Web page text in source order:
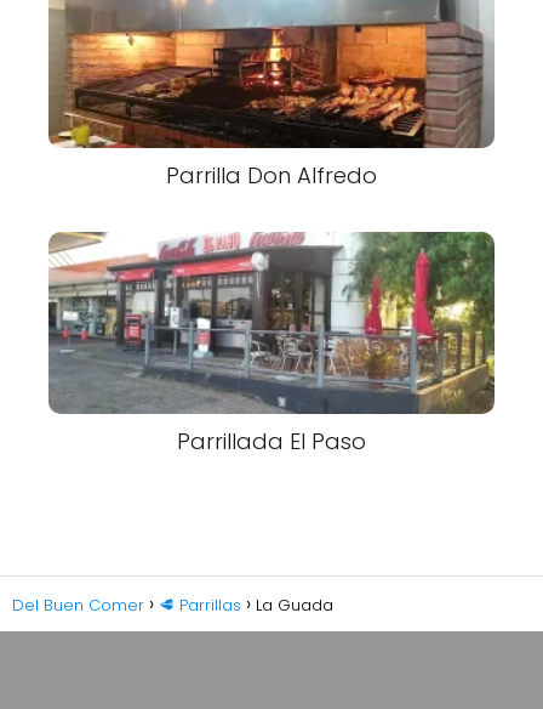
Parrilla Don Alfredo
Parrillada El Paso
Del Buen Comer 🥩 Parrillas La Guada